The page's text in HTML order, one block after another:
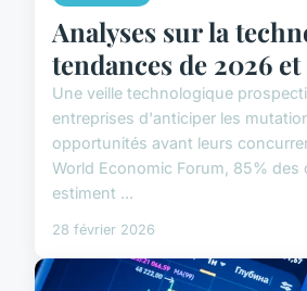
Analyses sur la
tendances de 2026
Une veille technologique
entreprises d'anticiper les
opportunités avant leurs
World Economic Forum, 85% des
estiment ...
28 février 2026